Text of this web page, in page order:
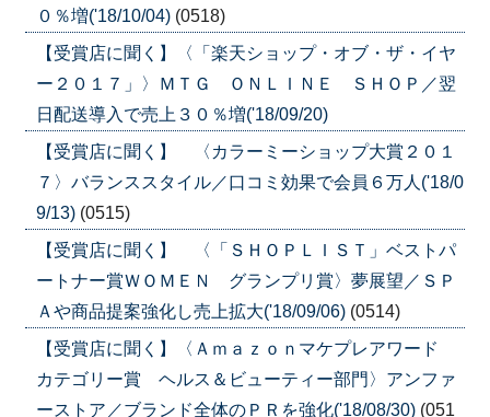
０％増('18/10/04) (0518)
【受賞店に聞く】〈「楽天ショップ・オブ・ザ・イヤ
ー２０１７」〉ＭＴＧ ＯＮＬＩＮＥ ＳＨＯＰ／翌
日配送導入で売上３０％増('18/09/20)
【受賞店に聞く】 〈カラーミーショップ大賞２０１
７〉バランススタイル／口コミ効果で会員６万人('18/0
9/13) (0515)
【受賞店に聞く】 〈「ＳＨＯＰＬＩＳＴ」ベストパ
ートナー賞ＷＯＭＥＮ グランプリ賞〉夢展望／ＳＰ
Ａや商品提案強化し売上拡大('18/09/06) (0514)
【受賞店に聞く】〈Ａｍａｚｏｎマケプレアワード
カテゴリー賞 ヘルス＆ビューティー部門〉アンファ
ーストア／ブランド全体のＰＲを強化('18/08/30) (051